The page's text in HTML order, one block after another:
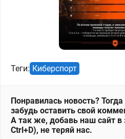
Теги: Киберспорт
Понравилась новость?
забудь оставить свой
А так же, добавь наш сайт
Ctrl+D), не теряй нас.